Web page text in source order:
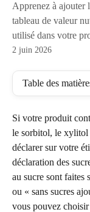
Apprenez à ajouter
tableau de valeur
utilisé dans votre
2 juin 2026
Table des
Si votre produit
le sorbitol, le xylitol
déclarer sur votre
déclaration des
au sucre sont faites
ou « sans sucres
vous pouvez